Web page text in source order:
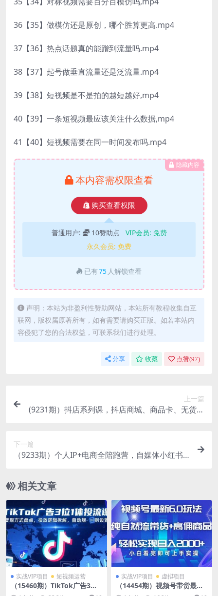
36【35】做模仿还是原创，哪个胜算更高.mp4
37【36】热点话题真的能蹭到流量吗.mp4
38【37】起号做垂直流量还是泛流量.mp4
39【38】短视频是不是拍的越短越好,mp4
40【39】一条短视频最应该关注什么数据,mp4
41【40】短视频需要在同一时间发布吗.mp4
隐藏内容
本内容需权限查看
购买查看权限
普通用户: 10赞助点 VIP会员: 免费
永久会员: 免费
已有75 人解锁查看
声明：本站为非盈利性赞助网站，本站所有教程收集自互
联网，版权属原著所有，如有需要请购买正版。如若本站内
容侵犯了您的合法权益，可联系我们进行处理。
分享 收藏 点赞(97)
上一篇
(9231期）抖店系列课，​抖店商城、商品卡、无货源
下一篇
（9233期）个人IP+电商全陪跑营，自媒体小红书
相关文章
实战VIP项目 短视频运营
（15460期）TikTok广告3位1
体投流课，变现方式盘点，投
实战VIP项目 虚拟项目
（14454期）视频号带货最新
6.0玩法，作品制作简单，当天